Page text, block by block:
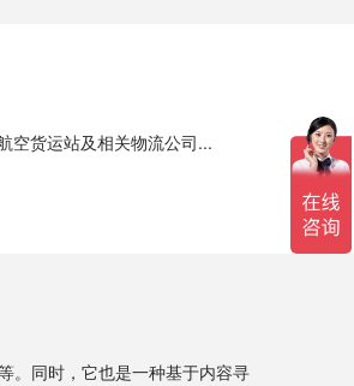
空货运站及相关物流公司...
。同时，它也是一种基于内容寻